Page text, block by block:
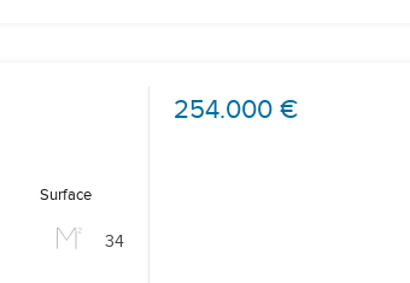
Surface
34
254.000 €